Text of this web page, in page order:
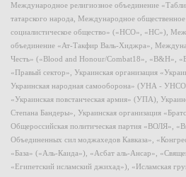
Международное религиозное объединение
татарского народа, Международное
социалистическое общество» («НСО», «НС»),
объединение «Ат-Такфир Валь-Хиджра»,
Честь» («Blood and Honour/Combat18», «B&H»,
«Правый сектор», Украинская организация
Украинская народная самооборона» (УНА -
«Украинская повстанческая армия» (УПА),
Степана Бандеры», Украинская организация
Общероссийская политическая партия «ВОЛЯ»,
Объединенных сил моджахедов Кавказа»,
«База» («Аль-Каида»), «Асбат аль-Ансар»,
«Египетский исламский джихад»), «Исламская